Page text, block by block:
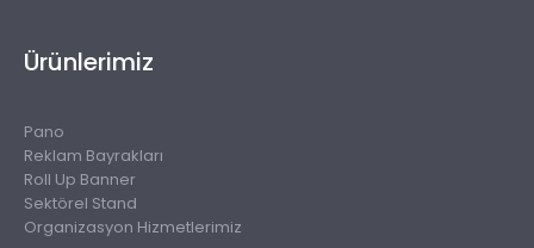
Ürünlerimiz
Pano
Reklam Bayrakları
Roll Up Banner
Sektörel Stand
Organizasyon Hizmetlerimiz